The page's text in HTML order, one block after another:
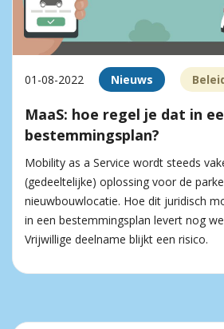
01-08-2022 Nieuws
MaaS: hoe regel je dat in
bestemmingsplan?
Mobility as a Service wordt steeds
(gedeeltelijke) oplossing voor de
nieuwbouwlocatie. Hoe dit juridisch
in een bestemmingsplan levert nog
Vrijwillige deelname blijkt een risico.